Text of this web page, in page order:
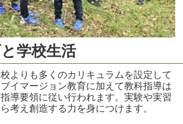
学校生活
りも多くのカリキュラムを設定して
イマージョン教育に加えて教科指導は
導要領に従い行われます。実験や実習
考え創造する力を身につけます。